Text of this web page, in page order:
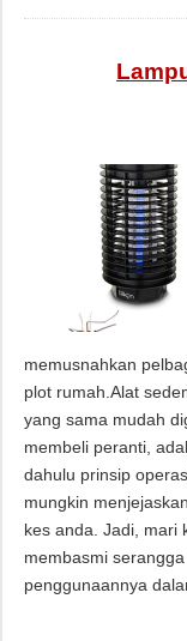
memusnahkan
plot rumah.Alat
yang sama mudah
membeli peranti,
dahulu prinsip
mungkin
kes anda. Jadi, mari
membasmi
penggunaannya